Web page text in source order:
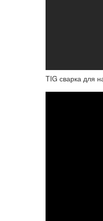
TIG сварка для